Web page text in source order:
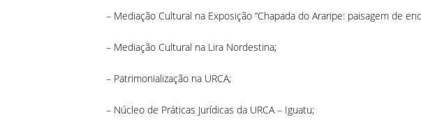
– Mediação Cultural na Exposição “Chapada do Araripe: paisagem de
– Mediação Cultural na Lira Nordestina;
– Patrimonialização na URCA;
– Núcleo de Práticas Jurídicas da URCA – Iguatu;